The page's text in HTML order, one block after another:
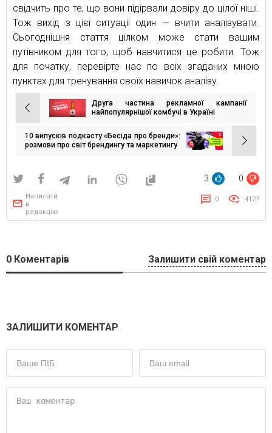
свідчить про те, що вони підірвали довіру до цілої ніші.
Тож вихід з цієї ситуації один — вчити аналізувати.
Сьогоднішня стаття цілком може стати вашим
путівником для того, щоб навчитися це робити. Тож
для початку, перевірте нас по всіх згаданих мною
пунктах для тренування своїх навичок аналізу.
Навігація
записів
Друга частина рекламної кампанії
найпопулярнішої комбучі в Україні
10 випусків подкасту «Бесіда про бренди»:
розмови про світ брендингу та маркетингу
3 0
Написати
в
редакцію
0 4127
0 Коментарів Залишити свій коментар
ЗАЛИШИТИ КОМЕНТАР